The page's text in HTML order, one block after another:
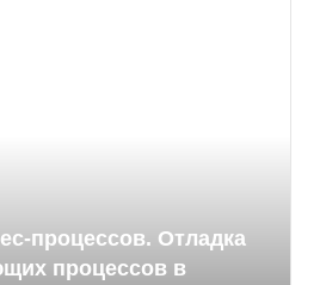
процессов. Отладка
процессов в